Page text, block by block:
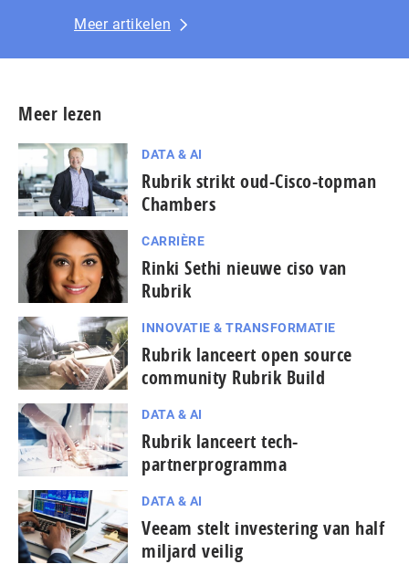
Meer artikelen
Meer lezen
DATA & AI
Rubrik strikt oud-Cisco-topman
Chambers
CARRIÈRE
Rinki Sethi nieuwe ciso van
Rubrik
INNOVATIE & TRANSFORMATIE
Rubrik lanceert open source
community Rubrik Build
DATA & AI
Rubrik lanceert tech-
partnerprogramma
DATA & AI
Veeam stelt investering van half
miljard veilig